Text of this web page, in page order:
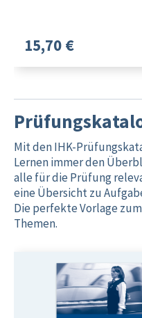
15,70 €
Mit den IHK-
Lernen immer den
alle für die Prüfung
eine Übersicht zu
Die perfekte Vorlage
Themen.